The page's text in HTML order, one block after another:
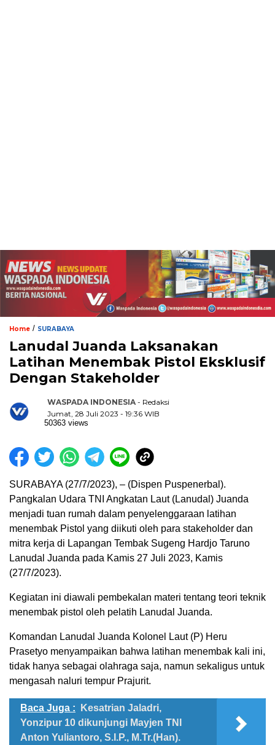
Home / SURABAYA
Lanudal Juanda Laksanakan
Latihan Menembak Pistol Eksklusif
Dengan Stakeholder
WASPADA INDONESIA - Redaksi
Jumat, 28 Juli 2023 - 19:36 WIB
50363 views
SURABAYA (27/7/2023), – (Dispen Puspenerbal).
Pangkalan Udara TNI Angkatan Laut (Lanudal) Juanda
menjadi tuan rumah dalam penyelenggaraan latihan
menembak Pistol yang diikuti oleh para stakeholder dan
mitra kerja di Lapangan Tembak Sugeng Hardjo Taruno
Lanudal Juanda pada Kamis 27 Juli 2023, Kamis
(27/7/2023).
Kegiatan ini diawali pembekalan materi tentang teori teknik
menembak pistol oleh pelatih Lanudal Juanda.
Komandan Lanudal Juanda Kolonel Laut (P) Heru
Prasetyo menyampaikan bahwa latihan menembak kali ini,
tidak hanya sebagai olahraga saja, namun sekaligus untuk
mengasah naluri tempur Prajurit.
Baca Juga :
Kesatrian Jaladri,
Yonzipur 10 dikunjungi Mayjen TNI
Anton Yuliantoro, S.I.P., M.Tr.(Han).